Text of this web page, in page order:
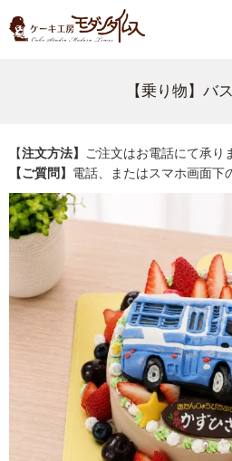
【乗り物】バ
【注文方法】
ご注文はお電話にて承り
【ご質問】 電話、またはスマホ画面下